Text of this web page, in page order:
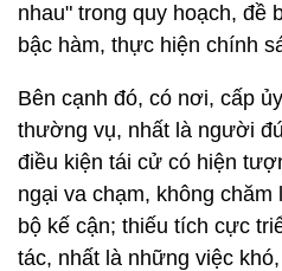
nhau" trong quy hoạch, đề
bậc hàm, thực hiện chính
Bên cạnh đó, có nơi, cấp
thường vụ, nhất là người
điều kiện tái cử có hiện
ngại va chạm, không
bộ kế cận; thiếu tích cực
tác, nhất là những việc